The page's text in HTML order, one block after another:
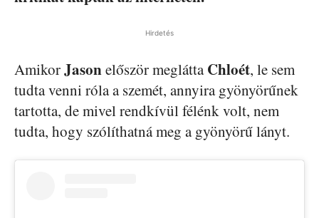
Hirdetés
AmikorJasonelőször megláttaChloét, le sem
tudta venni róla a szemét, annyira gyönyörűnek
tartotta, de mivel rendkívül félénk volt, nem
tudta, hogy szólíthatná meg a gyönyörű lányt.